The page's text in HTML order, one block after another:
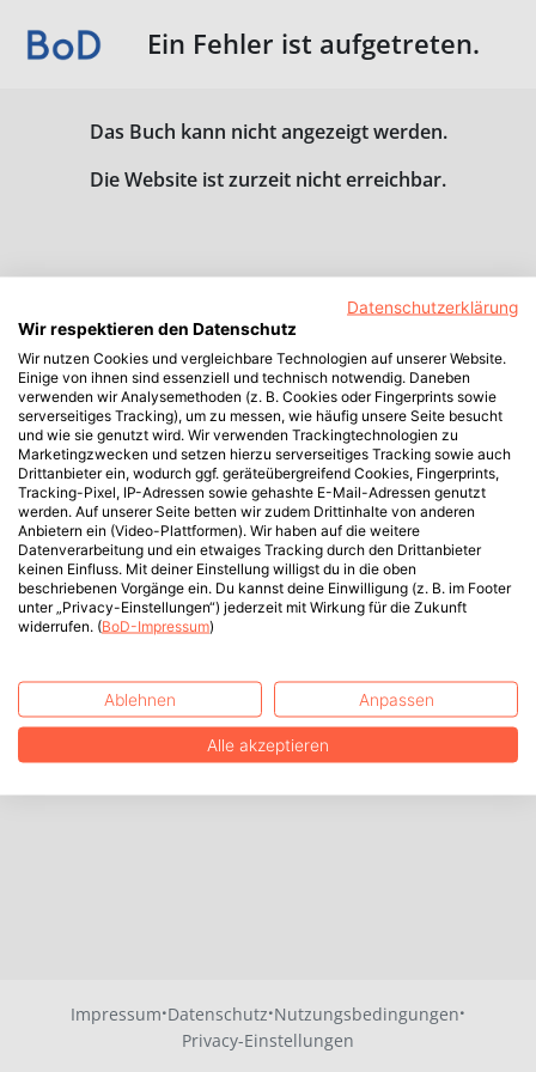
Ein Fehler ist aufgetreten.
Das Buch kann nicht angezeigt werden.
Die Website ist zurzeit nicht erreichbar.
Impressum·Datenschutz·Nutzungsbedingungen·
Privacy-Einstellungen
Datenschutzerklärung
Wir respektieren den Datenschutz
Wir nutzen Cookies und vergleichbare Technologien auf unserer Website.
Einige von ihnen sind essenziell und technisch notwendig. Daneben
verwenden wir Analysemethoden (z. B. Cookies oder Fingerprints sowie
serverseitiges Tracking), um zu messen, wie häufig unsere Seite besucht
und wie sie genutzt wird. Wir verwenden Trackingtechnologien zu
Marketingzwecken und setzen hierzu serverseitiges Tracking sowie auch
Drittanbieter ein, wodurch ggf. geräteübergreifend Cookies, Fingerprints,
Tracking-Pixel, IP-Adressen sowie gehashte E-Mail-Adressen genutzt
werden. Auf unserer Seite betten wir zudem Drittinhalte von anderen
Anbietern ein (Video-Plattformen). Wir haben auf die weitere
Datenverarbeitung und ein etwaiges Tracking durch den Drittanbieter
keinen Einfluss. Mit deiner Einstellung willigst du in die oben
beschriebenen Vorgänge ein. Du kannst deine Einwilligung (z. B. im Footer
unter „Privacy-Einstellungen“) jederzeit mit Wirkung für die Zukunft
widerrufen. (BoD-Impressum)
Ablehnen Anpassen
Alle akzeptieren